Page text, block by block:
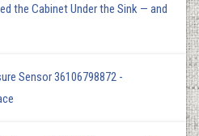
the Cabinet Under the Sink — and
Sensor 36106798872 -